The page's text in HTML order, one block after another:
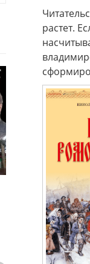
Музей
приглашает
князей
растет.